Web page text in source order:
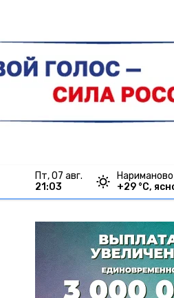
пт, 07 авг.
21:03
Нариманово
+29 °С,